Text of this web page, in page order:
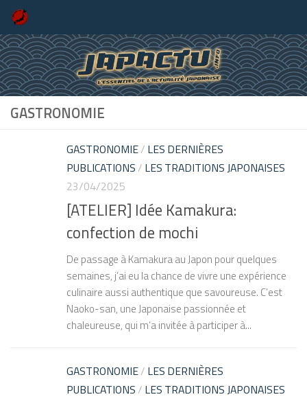
Skip to content
GASTRONOMIE
GASTRONOMIE/ LES DERNIÈRES
PUBLICATIONS / LES TRADITIONS JAPONAISES
23/04/2025
[ATELIER] Idée Kamakura:
confection de mochi
De passage à Kamakura au Japon pour quelques
semaines, j’ai eu la chance de vivre une expérience
culinaire aussi authentique que savoureuse. C’est
Naoko-san, une Japonaise passionnée et
chaleureuse, qui m’a invitée à participer à...
GASTRONOMIE/ LES DERNIÈRES
PUBLICATIONS / LES TRADITIONS JAPONAISES